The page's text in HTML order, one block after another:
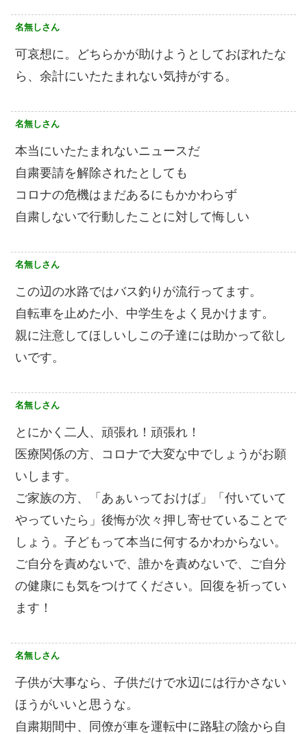
名無しさん
可哀想に。どちらかが助けようとしておぼれたな
ら、余計にいたたまれない気持がする。
名無しさん
本当にいたたまれないニュースだ
自粛要請を解除されたとしても
コロナの危機はまだあるにもかかわらず
自粛しないで行動したことに対して悔しい
名無しさん
この辺の水路ではバス釣りが流行ってます。
自転車を止めた小、中学生をよく見かけます。
親に注意してほしいしこの子達には助かって欲し
いです。
名無しさん
とにかく二人、頑張れ！頑張れ！
医療関係の方、コロナで大変な中でしょうがお願
いします。
ご家族の方、「あぁいっておけば」「付いていて
やっていたら」後悔が次々押し寄せていることで
しょう。子どもって本当に何するかわからない。
ご自分を責めないで、誰かを責めないで、ご自分
の健康にも気をつけてください。回復を祈ってい
ます！
名無しさん
子供が大事なら、子供だけで水辺には行かさない
ほうがいいと思うな。
自粛期間中、同僚が車を運転中に路駐の陰から自